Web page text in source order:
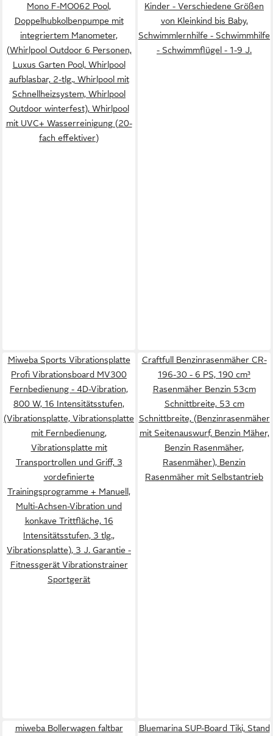
Mono F-MO062 Pool,
Doppelhubkolbenpumpe mit
integriertem Manometer,
(Whirlpool Outdoor 6 Personen,
Luxus Garten Pool, Whirlpool
aufblasbar, 2-tlg., Whirlpool mit
Schnellheizsystem, Whirlpool
Outdoor winterfest), Whirlpool
mit UVC+ Wasserreinigung (20-
fach effektiver)
Kinder - Verschiedene Größen
von Kleinkind bis Baby,
Schwimmlernhilfe - Schwimmhilfe
- Schwimmflügel - 1-9 J.
Miweba Sports Vibrationsplatte
Profi Vibrationsboard MV300
Fernbedienung - 4D-Vibration,
800 W, 16 Intensitätsstufen,
(Vibrationsplatte, Vibrationsplatte
mit Fernbedienung,
Vibrationsplatte mit
Transportrollen und Griff, 3
vordefinierte
Trainingsprogramme + Manuell,
Multi-Achsen-Vibration und
konkave Trittfläche, 16
Intensitätsstufen, 3 tlg.,
Vibrationsplatte), 3 J. Garantie -
Fitnessgerät Vibrationstrainer
Sportgerät
Craftfull Benzinrasenmäher CR-
196-30 - 6 PS, 190 cm³
Rasenmäher Benzin 53cm
Schnittbreite, 53 cm
Schnittbreite, (Benzinrasenmäher
mit Seitenauswurf, Benzin Mäher,
Benzin Rasenmäher,
Rasenmäher), Benzin
Rasenmäher mit Selbstantrieb
miweba Bollerwagen faltbar Bluemarina SUP-Board Tiki, Stand